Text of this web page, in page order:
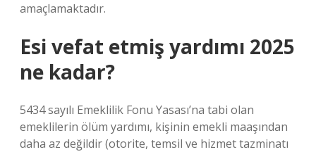
amaçlamaktadır.
Esi vefat etmiş yardımı 2025
ne kadar?
5434 sayılı Emeklilik Fonu Yasası’na tabi olan
emeklilerin ölüm yardımı, kişinin emekli maaşından
daha az değildir (otorite, temsil ve hizmet tazminatı